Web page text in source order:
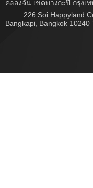
คลองจั่น เขตบางกะปิ กรุงเ
226 Soi Happyland
Bangkapi, Bangkok 10240